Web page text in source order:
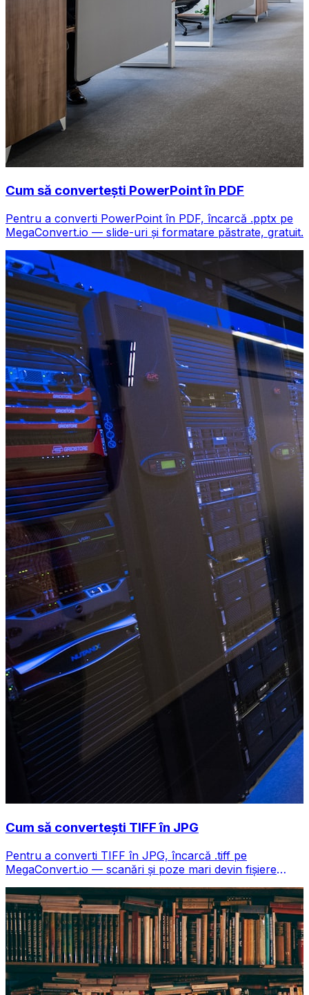
Cum să convertești PowerPoint în PDF
Pentru a converti PowerPoint în PDF, încarcă .pptx pe
MegaConvert.io — slide-uri și formatare păstrate, gratuit.
Cum să convertești TIFF în JPG
Pentru a converti TIFF în JPG, încarcă .tiff pe
MegaConvert.io — scanări și poze mari devin fișiere